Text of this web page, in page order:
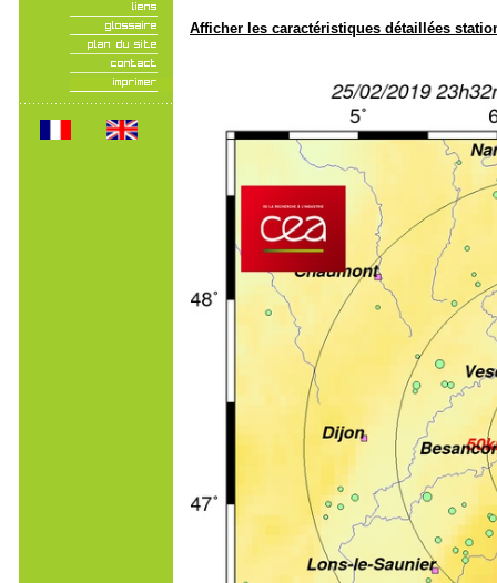
Afficher les caractéristiques détaillées